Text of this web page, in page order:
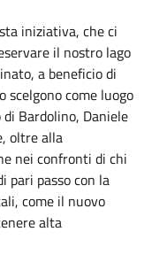
iniziativa, che ci
il nostro lago
a beneficio di
come luogo
Bardolino, Daniele
oltre alla
nei confronti di chi
pari passo con la
come il nuovo
alta